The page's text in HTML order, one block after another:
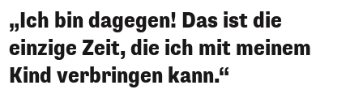
„Ich bin dagegen! Das ist die
einzige Zeit, die ich mit meinem
Kind verbringen kann.“